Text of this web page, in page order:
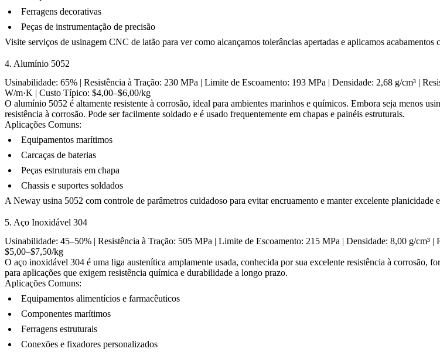
Ferragens decorativas
Peças de instrumentação de precisão
Visite serviços de usinagem CNC de latão para ver como alcançamos tolerâncias apertadas e aplicamos acabamentos
4. Alumínio 5052
Usinabilidade: 65% | Resistência à Tração: 230 MPa | Limite de Escoamento: 193 MPa | Densidade: 2,68 g/cm³ |
W/m·K | Custo Típico: $4,00–$6,00/kg
O alumínio 5052 é altamente resistente à corrosão, ideal para ambientes marinhos e químicos. Embora seja menos
resistência à corrosão. Pode ser facilmente soldado e é usado frequentemente em chapas e painéis estruturais.
Aplicações Comuns:
Equipamentos marítimos
Carcaças de baterias
Peças estruturais em chapa
Chassis e suportes soldados
A Neway usina 5052 com controle de parâmetros cuidadoso para evitar encruamento e manter excelente planicidade
5. Aço Inoxidável 304
Usinabilidade: 45–50% | Resistência à Tração: 505 MPa | Limite de Escoamento: 215 MPa | Densidade: 8,00 g/
$5,00–$7,50/kg
O aço inoxidável 304 é uma liga austenítica amplamente usada, conhecida por sua excelente resistência à
para aplicações que exigem resistência química e durabilidade a longo prazo.
Aplicações Comuns:
Equipamentos alimentícios e farmacêuticos
Componentes marítimos
Ferragens estruturais
Conexões e fixadores personalizados